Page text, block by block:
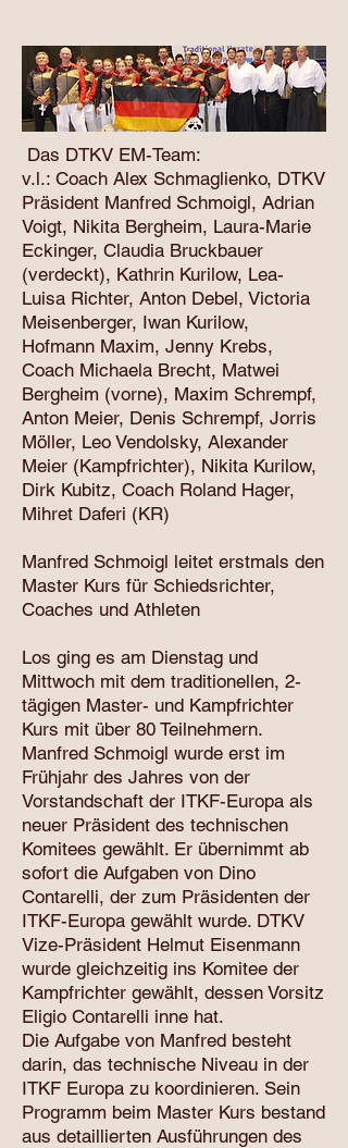
Das DTKV EM-Team:
v.l.: Coach Alex Schmaglienko, DTKV
Präsident Manfred Schmoigl, Adrian
Voigt, Nikita Bergheim, Laura-Marie
Eckinger, Claudia Bruckbauer
(verdeckt), Kathrin Kurilow, Lea-
Luisa Richter, Anton Debel, Victoria
Meisenberger, Iwan Kurilow,
Hofmann Maxim, Jenny Krebs,
Coach Michaela Brecht, Matwei
Bergheim (vorne), Maxim Schrempf,
Anton Meier, Denis Schrempf, Jorris
Möller, Leo Vendolsky, Alexander
Meier (Kampfrichter), Nikita Kurilow,
Dirk Kubitz, Coach Roland Hager,
Mihret Daferi (KR)
Manfred Schmoigl leitet erstmals den
Master Kurs für Schiedsrichter,
Coaches und Athleten
Los ging es am Dienstag und
Mittwoch mit dem traditionellen, 2-
tägigen Master- und Kampfrichter
Kurs mit über 80 Teilnehmern.
Manfred Schmoigl wurde erst im
Frühjahr des Jahres von der
Vorstandschaft der ITKF-Europa als
neuer Präsident des technischen
Komitees gewählt. Er übernimmt ab
sofort die Aufgaben von Dino
Contarelli, der zum Präsidenten der
ITKF-Europa gewählt wurde. DTKV
Vize-Präsident Helmut Eisenmann
wurde gleichzeitig ins Komitee der
Kampfrichter gewählt, dessen Vorsitz
Eligio Contarelli inne hat.
Die Aufgabe von Manfred besteht
darin, das technische Niveau in der
ITKF Europa zu koordinieren. Sein
Programm beim Master Kurs bestand
aus detaillierten Ausführungen des